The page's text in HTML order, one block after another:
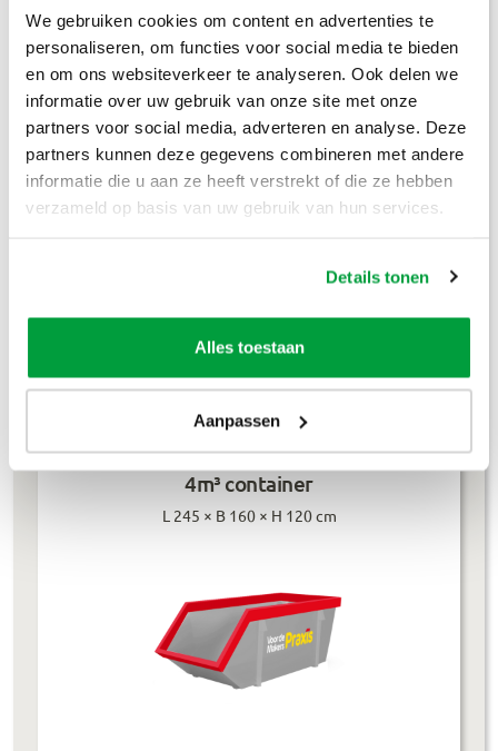
We gebruiken cookies om content en advertenties te
personaliseren, om functies voor social media te bieden
en om ons websiteverkeer te analyseren. Ook delen we
informatie over uw gebruik van onze site met onze
partners voor social media, adverteren en analyse. Deze
partners kunnen deze gegevens combineren met andere
informatie die u aan ze heeft verstrekt of die ze hebben
verzameld op basis van uw gebruik van hun services.
Details tonen
Alles toestaan
Aanpassen
Bouwafval €304 ,-
Puinafval €179,-
Houtafval €199,-
Groenafval €194,-
Grofvuil €304,-
4m³ container
L 245 × B 160 × H 120 cm